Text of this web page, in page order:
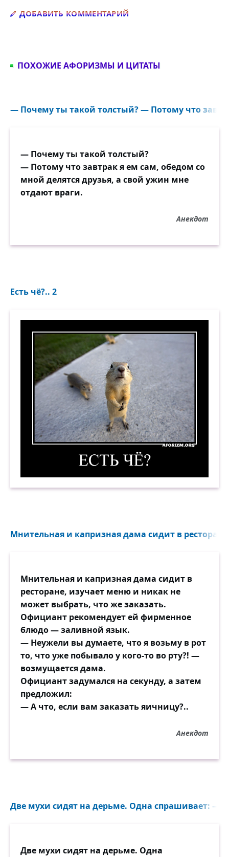
ДОБАВИТЬ КОММЕНТАРИЙ
ПОХОЖИЕ АФОРИЗМЫ И ЦИТАТЫ
— Почему ты такой толстый? — Потому что
— Почему ты такой толстый?
— Потому что завтрак я ем сам, обедом со
мной делятся друзья, а свой ужин мне
отдают враги.
Анекдот
Есть чё?.. 2
Мнительная и капризная дама сидит в
Мнительная и капризная дама сидит в
ресторане, изучает меню и никак не
может выбрать, что же заказать.
Официант рекомендует ей фирменное
блюдо — заливной язык.
— Неужели вы думаете, что я возьму в рот
то, что уже побывало у кого-то во рту?! —
возмущается дама.
Официант задумался на секунду, а затем
предложил:
— А что, если вам заказать яичницу?..
Анекдот
Две мухи сидят на дерьме. Одна спрашивает: —
Две мухи сидят на дерьме. Одна